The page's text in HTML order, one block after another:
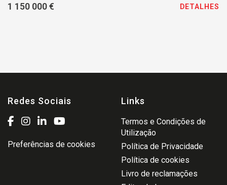
1 150 000 € DETALHES
Redes Sociais
Preferências de cookies
Links
Termos e Condições de
Utilização
Política de Privacidade
Política de cookies
Livro de reclamações